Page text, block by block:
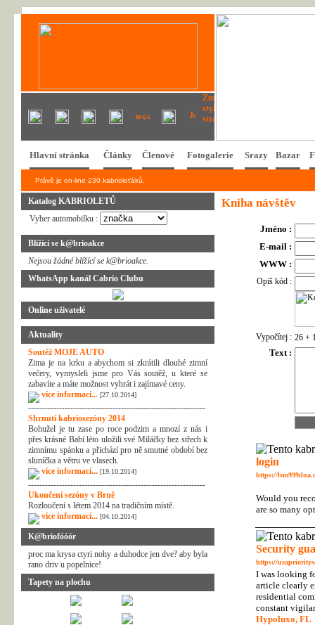
Hlavní stránka Články Členové Fotogalerie Srazy Bazar
Právě je on-line 230 kabrioleťáků.
Katalog KABRIOLETŮ
Vyber automobilku :
Blížící se k@brioakce
Nejsou žádné blížící se k@brioakce.
WhatsApp kanál Cabrio Clubu
Online uživatelé
Aktuality
Soutěž MOJE AUTO
Zima je na krku a abychom si zkrátili dlouhé zimní
večery, vymysleli jsme pro Vás soutěž, u které se
zabavíte a máte možnost vyhrát i zajímavé ceny.
více informací... [27.10.2014]
---------------------------------------------------------------
Shrnutí kabriosezóny 2014
Bohužel je tu zase po roce podzim a mnozí z nás i
přes krásné Babí léto uložili své Miláčky bez střech k
zimnímu spánku a přichází pro ně smutné období bez
sluníčka a větru ve vlasech.
více informací... [19.10.2014]
---------------------------------------------------------------
Ukončení sezóny v Brně
Rozloučení s létem 2014 na tradičním místě.
více informací... [04.10.2014]
K@briofóóór
proc ma krysa ctyri nohy a duhodce jen dve? aby byla
rano driv u popelnice!
Tapety na plochu
Kniha návštěv
Jméno :
E-mail :
WWW :
Opiš kód :
Vypočítej : 26 +
Text :
login
https://
Would you
are so many
Security
https://
I was looking
article clearly
residential
constant
Hypoluxo, FL